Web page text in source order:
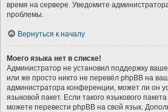
время на сервере. Уведомите
проблемы.
Вернуться к началу
Моего языка нет в списке!
Администратор не установил поддержку
или же просто никто не перевёл phpBB на
администратора конференции, может ли он
языковой пакет. Если такого языкового
можете перевести phpBB на свой язык.